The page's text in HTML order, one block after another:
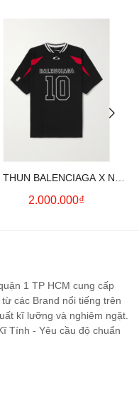
THUN BALENCIAGA X NBA
COTTON JERSEY T-
2.000.000₫
1 TP HCM cung cấp
các Brand nổi tiếng trên
kĩ lưỡng và nghiêm ngặt.
Tính - Yêu cầu độ chuẩn